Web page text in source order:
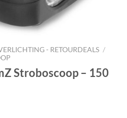
- RETOURDEALS /
Stroboscoop – 150